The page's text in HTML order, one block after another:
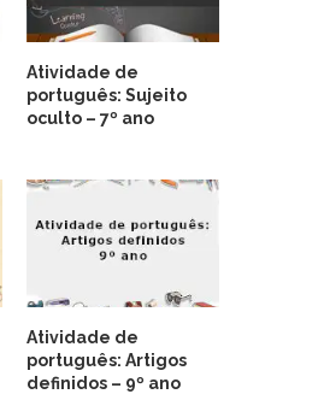
Atividade de
português: Sujeito
oculto – 7º ano
Atividade de
português: Artigos
definidos – 9º ano